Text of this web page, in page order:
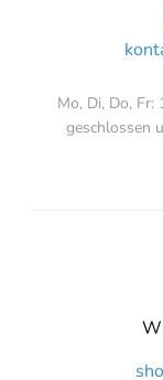
Mo, Di, Do,
geschlossen